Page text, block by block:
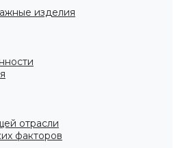
изделия
отрасли
факторов